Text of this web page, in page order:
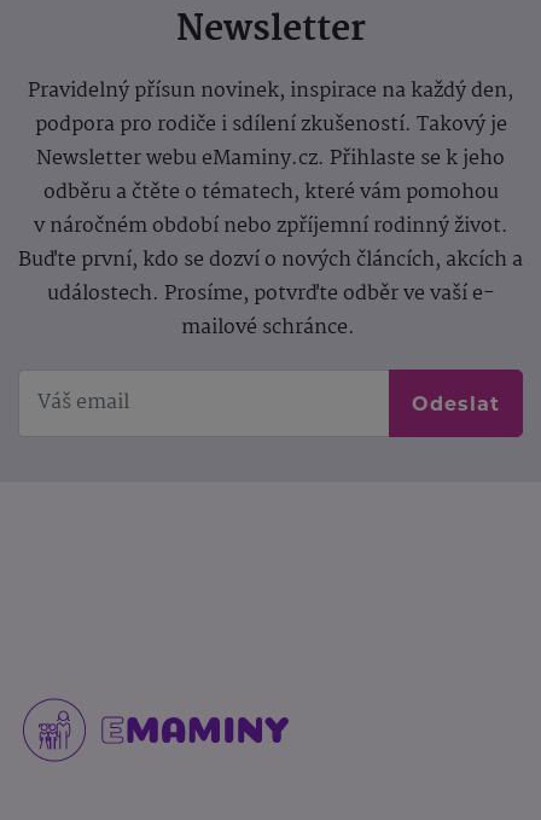
Newsletter
Pravidelný přísun novinek, inspirace na každý den,
podpora pro rodiče i sdílení zkušeností. Takový je
Newsletter webu eMaminy.cz. Přihlaste se k jeho
odběru a čtěte o tématech, které vám pomohou
v náročném období nebo zpříjemní rodinný život.
Buďte první, kdo se dozví o nových článcích, akcích a
událostech. Prosíme, potvrďte odběr ve vaší e-
mailové schránce.
Odeslat